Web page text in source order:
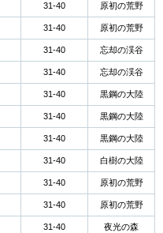
31-40 原初の荒野
31-40 原初の荒野
31-40 忘却の渓谷
31-40 忘却の渓谷
31-40 黒鋼の大陸
31-40 黒鋼の大陸
31-40 黒鋼の大陸
31-40 白樹の大陸
31-40 原初の荒野
31-40 原初の荒野
31-40 夜光の森